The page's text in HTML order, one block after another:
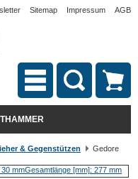
Sitemap Impressum AGB
& Gegenstützen
Gedore